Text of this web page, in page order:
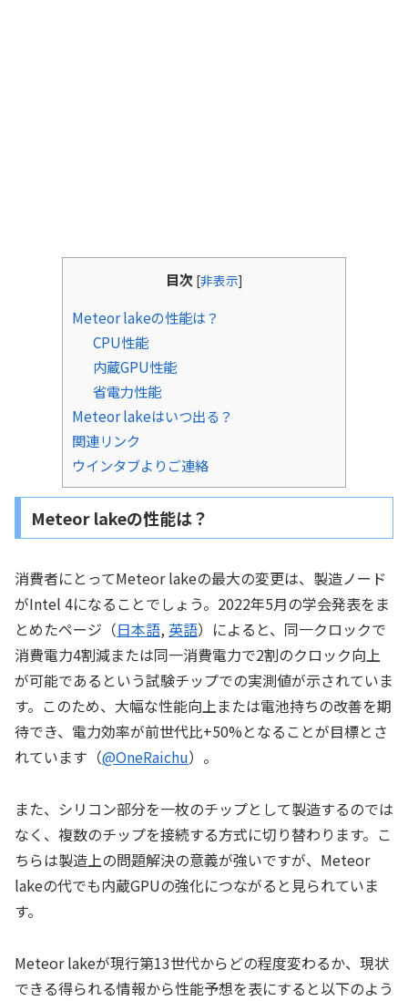
目次 [非表示]
Meteor lakeの性能は？
CPU性能
内蔵GPU性能
省電力性能
Meteor lakeはいつ出る？
関連リンク
ウインタブよりご連絡
Meteor lakeの性能は？
消費者にとってMeteor lakeの最大の変更は、製造ノード
がIntel 4になることでしょう。2022年5月の学会発表をま
とめたページ（日本語, 英語）によると、同一クロックで
消費電力4割減または同一消費電力で2割のクロック向上
が可能であるという試験チップでの実測値が示されていま
す。このため、大幅な性能向上または電池持ちの改善を期
待でき、電力効率が前世代比+50%となることが目標とさ
れています（@OneRaichu）。
また、シリコン部分を一枚のチップとして製造するのでは
なく、複数のチップを接続する方式に切り替わります。こ
ちらは製造上の問題解決の意義が強いですが、Meteor
lakeの代でも内蔵GPUの強化につながると見られていま
す。
Meteor lakeが現行第13世代からどの程度変わるか、現状
できる得られる情報から性能予想を表にすると以下のよう